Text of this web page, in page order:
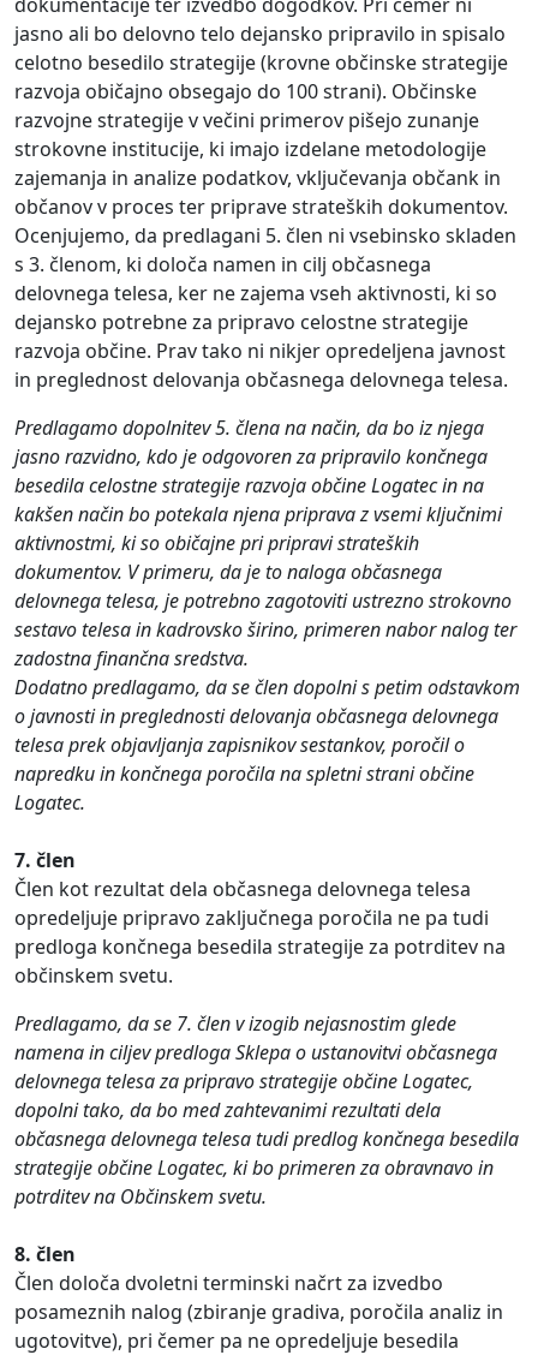
jasno ali bo delovno telo dejansko pripravilo in spisalo
celotno besedilo strategije (krovne občinske strategije
razvoja običajno obsegajo do 100 strani). Občinske
razvojne strategije v večini primerov pišejo zunanje
strokovne institucije, ki imajo izdelane metodologije
zajemanja in analize podatkov, vključevanja občank in
občanov v proces ter priprave strateških dokumentov.
Ocenjujemo, da predlagani 5. člen ni vsebinsko skladen
s 3. členom, ki določa namen in cilj občasnega
delovnega telesa, ker ne zajema vseh aktivnosti, ki so
dejansko potrebne za pripravo celostne strategije
razvoja občine. Prav tako ni nikjer opredeljena javnost
in preglednost delovanja občasnega delovnega telesa.
Predlagamo dopolnitev 5. člena na način, da bo iz njega
jasno razvidno, kdo je odgovoren za pripravilo končnega
besedila celostne strategije razvoja občine Logatec in na
kakšen način bo potekala njena priprava z vsemi ključnimi
aktivnostmi, ki so običajne pri pripravi strateških
dokumentov. V primeru, da je to naloga občasnega
delovnega telesa, je potrebno zagotoviti ustrezno strokovno
sestavo telesa in kadrovsko širino, primeren nabor nalog ter
zadostna finančna sredstva.
Dodatno predlagamo, da se člen dopolni s petim odstavkom
o javnosti in preglednosti delovanja občasnega delovnega
telesa prek objavljanja zapisnikov sestankov, poročil o
napredku in končnega poročila na spletni strani občine
Logatec.
7. člen
Člen kot rezultat dela občasnega delovnega telesa
opredeljuje pripravo zaključnega poročila ne pa tudi
predloga končnega besedila strategije za potrditev na
občinskem svetu.
Predlagamo, da se 7. člen v izogib nejasnostim glede
namena in ciljev predloga Sklepa o ustanovitvi občasnega
delovnega telesa za pripravo strategije občine Logatec,
dopolni tako, da bo med zahtevanimi rezultati dela
občasnega delovnega telesa tudi predlog končnega besedila
strategije občine Logatec, ki bo primeren za obravnavo in
potrditev na Občinskem svetu.
8. člen
Člen določa dvoletni terminski načrt za izvedbo
posameznih nalog (zbiranje gradiva, poročila analiz in
ugotovitve), pri čemer pa ne opredeljuje besedila